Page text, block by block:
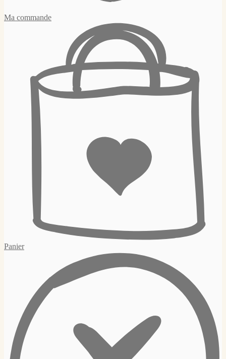
Ma commande
Panier